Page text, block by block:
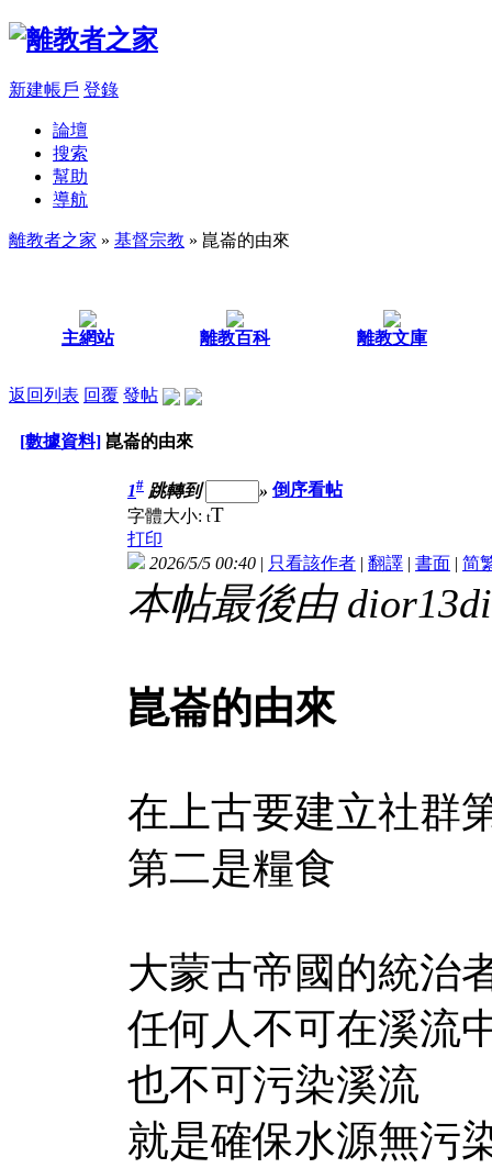
新建帳戶 登錄
論壇
搜索
幫助
導航
離教者之家 » 基督宗教 » 崑崙的由來
主網站 離教百科 離教文庫
返回列表 回覆 發帖
[數據資料] 崑崙的由來
1# 跳轉到 » 倒序看帖
字體大小: tT
打印
2026/5/5 00:40 | 只看該作者 | 翻譯 | 書面 | 简
本帖最後由
崑崙的由來
在上古要建立社群
第二是糧食
大蒙古帝國的統治
任何人不可在溪流
也不可污染溪流
就是確保水源無污